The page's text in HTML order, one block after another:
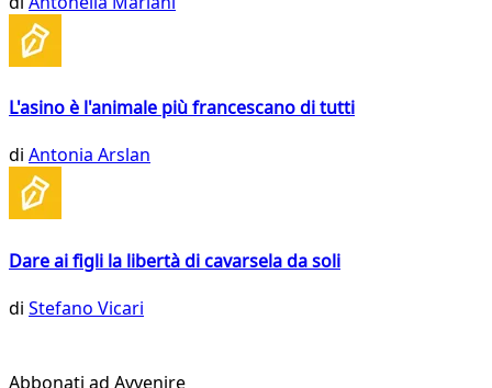
L'asino è l'animale più francescano di tutti
di Antonia Arslan
Dare ai figli la libertà di cavarsela da soli
di Stefano Vicari
Abbonati ad Avvenire